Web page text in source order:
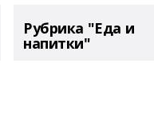
Рубрика "Еда и
напитки"